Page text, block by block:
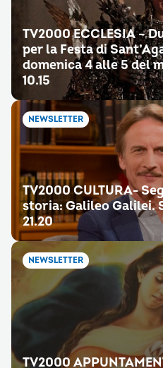
TV2000 ECCLESIA –
per la Festa di
domenica 4 alle 5 del
10.15
NEWSLETTER
TV2000 CULTURA-
storia: Galileo Galilei.
21.20
NEWSLETTER
TV2000